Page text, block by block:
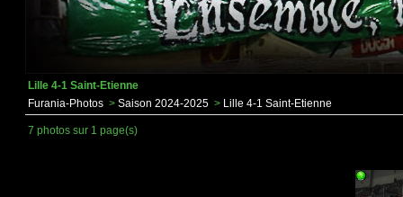
Lille 4-1 Saint-Etienne
Furania-Photos > Saison 2024-2025 > Lille 4-1 Saint-Etienne
7 photos sur 1 page(s)